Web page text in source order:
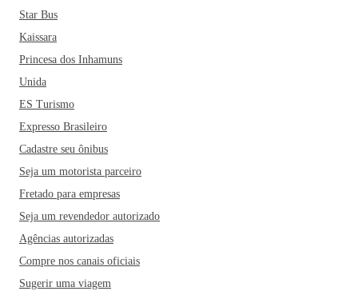
Star Bus
Kaissara
Princesa dos Inhamuns
Unida
ES Turismo
Expresso Brasileiro
Cadastre seu ônibus
Seja um motorista parceiro
Fretado para empresas
Seja um revendedor autorizado
Agências autorizadas
Compre nos canais oficiais
Sugerir uma viagem